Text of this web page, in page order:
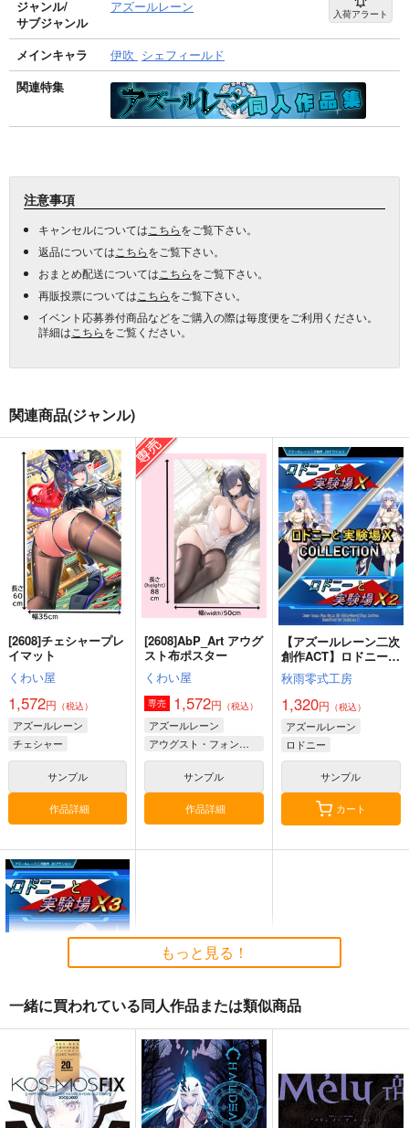
ジャンル/
サブジャンル
アズールレーン 入荷アラート
メインキャラ 伊吹 シェフィールド
関連特集
注意事項
キャンセルについては こちらをご覧下さい。
返品については こちらをご覧下さい。
おまとめ配送については こちらをご覧下さい。
再販投票については こちらをご覧下さい。
イベント応募券付商品などをご購入の際は毎度便をご利用ください。
詳細は こちらをご覧ください。
関連商品(ジャンル)
[2608]チェシャープレ
イマット
くわい屋
1,572円 （税込）
アズールレーン
チェシャー
サンプル
作品詳細
[2608]AbP_Art アウグ
スト布ポスター
くわい屋
専売 1,572円 （税込）
アズールレーン
アウグスト・フォン・パーセヴァル
サンプル
作品詳細
【アズールレーン二次
創作ACT】ロドニーと
実験場X
COLLECTION
秋雨零式工房
1,320円 （税込）
アズールレーン
ロドニー
ピュリファイアー
サンプル
カート
【アズールレーン二次
創作ACT】ロドニーと
実験場X3
秋雨零式工房
1,320円（税込）
もっと見る！
一緒に買われている同人作品または類似商品